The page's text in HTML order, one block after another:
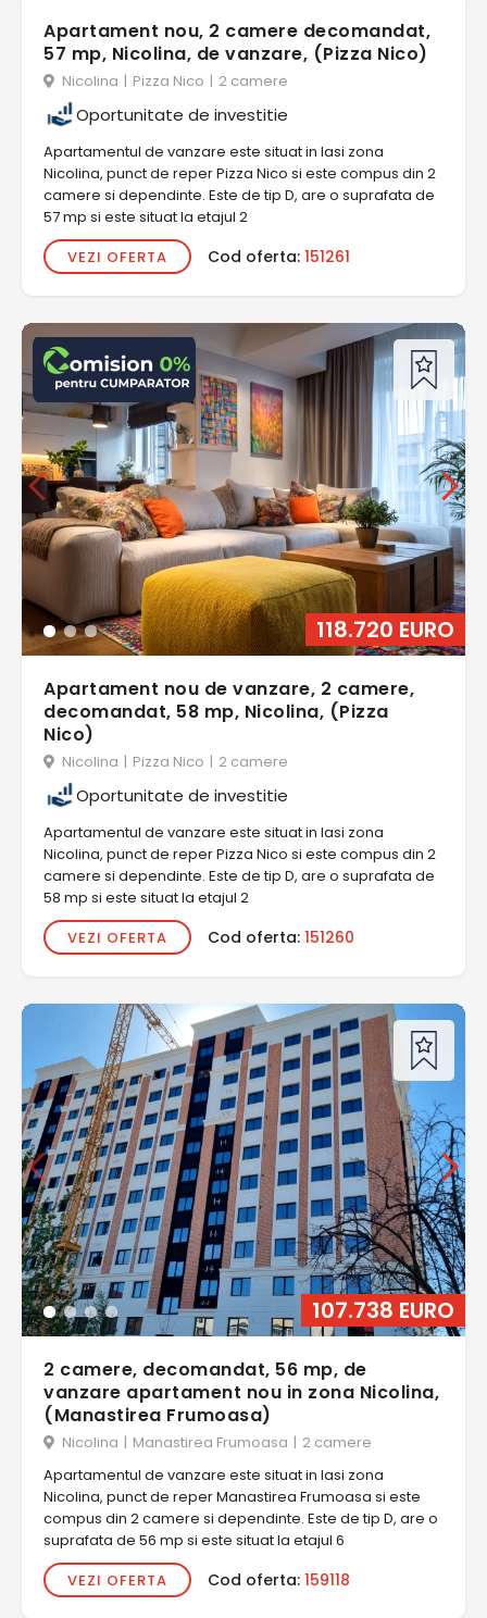
Apartament nou, 2 camere decomandat,
57 mp, Nicolina, de vanzare, (Pizza Nico)
Nicolina | Pizza Nico | 2 camere
Oportunitate de investitie
Apartamentul de vanzare este situat in Iasi zona
Nicolina, punct de reper Pizza Nico si este compus din 2
camere si dependinte. Este de tip D, are o suprafata de
57 mp si este situat la etajul 2
VEZI OFERTA
Cod oferta: 151261
118.720 EURO
Apartament nou de vanzare, 2 camere,
decomandat, 58 mp, Nicolina, (Pizza
Nico)
Nicolina | Pizza Nico | 2 camere
Oportunitate de investitie
Apartamentul de vanzare este situat in Iasi zona
Nicolina, punct de reper Pizza Nico si este compus din 2
camere si dependinte. Este de tip D, are o suprafata de
58 mp si este situat la etajul 2
VEZI OFERTA
Cod oferta: 151260
107.738 EURO
2 camere, decomandat, 56 mp, de
vanzare apartament nou in zona Nicolina,
(Manastirea Frumoasa)
Nicolina | Manastirea Frumoasa | 2 camere
Apartamentul de vanzare este situat in Iasi zona
Nicolina, punct de reper Manastirea Frumoasa si este
compus din 2 camere si dependinte. Este de tip D, are o
suprafata de 56 mp si este situat la etajul 6
VEZI OFERTA
Cod oferta: 159118